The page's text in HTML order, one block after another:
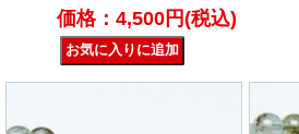
価格：4,500円(税込)